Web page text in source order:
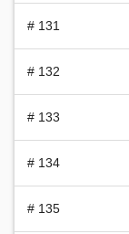
# 131
# 132
# 133
# 134
# 135